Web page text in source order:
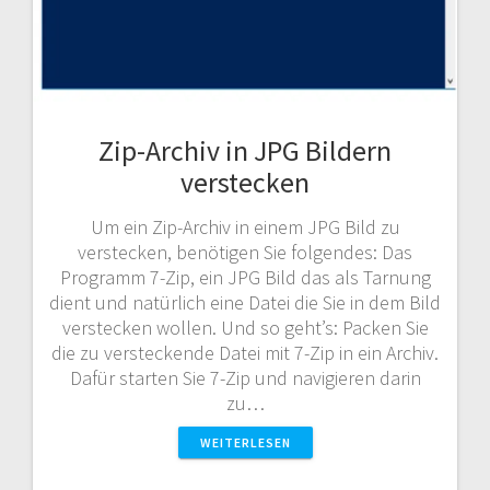
Zip-Archiv in JPG Bildern
verstecken
Um ein Zip-Archiv in einem JPG Bild zu
verstecken, benötigen Sie folgendes: Das
Programm 7-Zip, ein JPG Bild das als Tarnung
dient und natürlich eine Datei die Sie in dem Bild
verstecken wollen. Und so geht’s: Packen Sie
die zu versteckende Datei mit 7-Zip in ein Archiv.
Dafür starten Sie 7-Zip und navigieren darin
zu…
WEITERLESEN